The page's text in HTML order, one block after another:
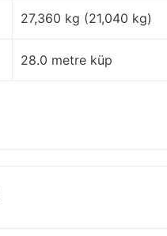
27,360 kg (21,040 kg)
28.0 metre küp